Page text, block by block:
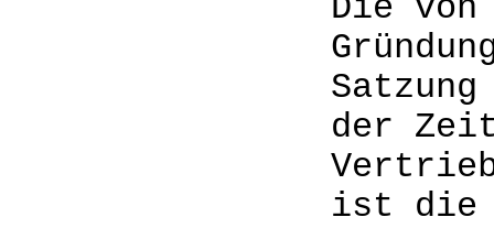
Die
der Zeit
ist die